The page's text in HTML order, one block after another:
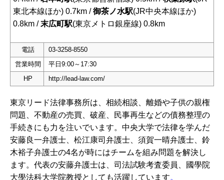
東北本線ほか) 0.7km /御茶ノ水駅(JR中央本線ほか)
0.8km /末広町駅(東京メトロ銀座線) 0.8km
電話
03-3258-8550
営業時間
平日9:00～17:30
HP
http://lead-law.com/
東京リード法律事務所は、相続相談、離婚や子供の親権
問題、不動産の売買、破産、民事再生などの債務整理の
手続きにも力を注いでいます。中央大学で法律を学んだ
安藤良一弁護士、松江康司弁護士、須賀一晴弁護士、鈴
木裕子弁護士の4名が時にはチームを組み問題を解決し
ます。代表の安藤弁護士は、司法試験考査委員、國學院
大學法科大学院教授としても活躍しています。